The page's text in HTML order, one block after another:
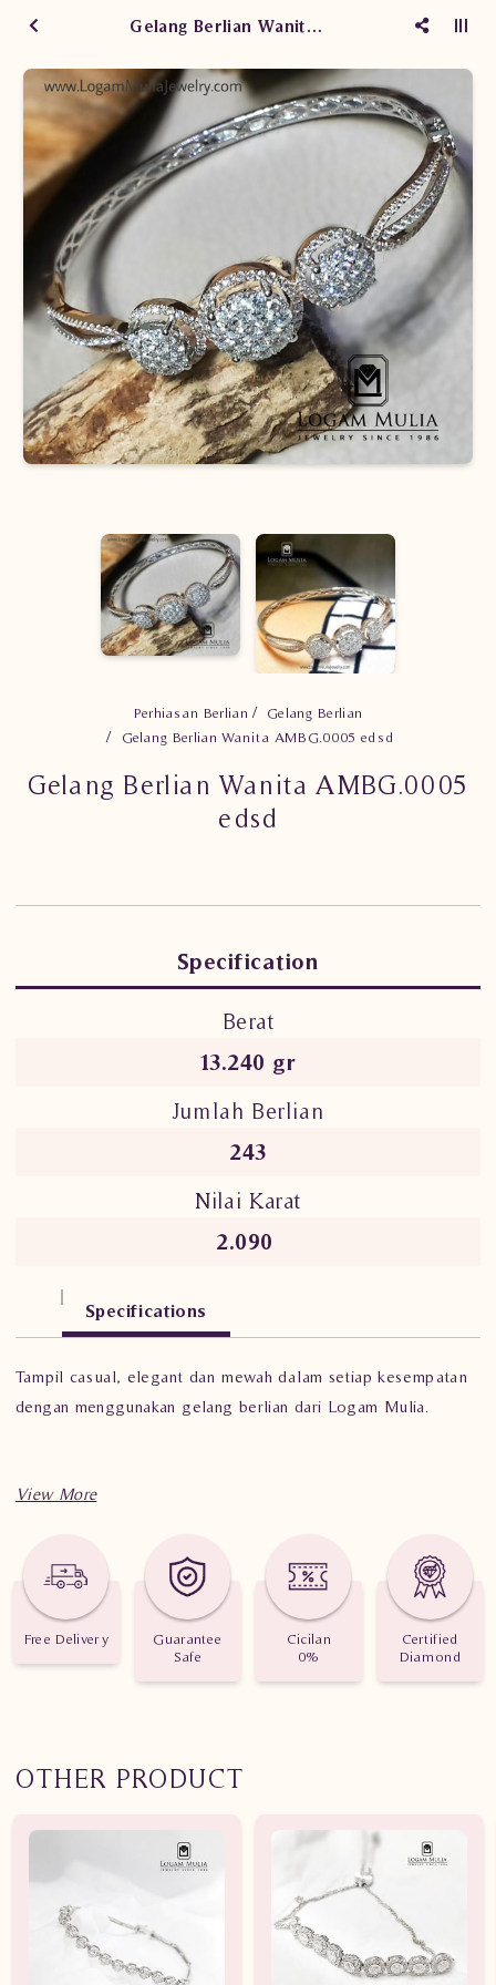
Gelang Berlian Wanita AMBG.0005 edsd
Perhiasan Berlian
Gelang Berlian
Gelang Berlian Wanita AMBG.0005 edsd
Gelang Berlian Wanita AMBG.0005
edsd
Specification
Berat
13.240 gr
Jumlah Berlian
243
Nilai Karat
2.090
Specifications
Tampil casual, elegant dan mewah dalam setiap kesempatan
dengan menggunakan gelang berlian dari Logam Mulia.
Spesifikasi Gelang Berlian Wanita AMBG.0005 edsd
Jumlah berlian : 243 buah
Nilai karat : 2.090 karat
Free Delivery
Guarantee
Safe
Cicilan
0%
Certified
Diamond
OTHER PRODUCT